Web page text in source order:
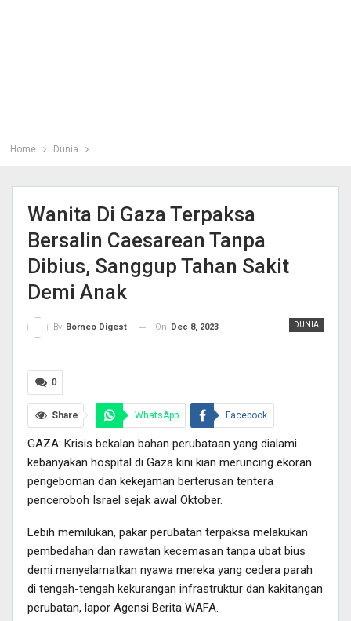
Home Dunia
Wanita Di Gaza Terpaksa
Bersalin Caesarean Tanpa
Dibius, Sanggup Tahan Sakit
Demi Anak
DUNIA
By Borneo Digest On Dec 8, 2023
0
Share WhatsApp Facebook
Twitter Pinterest
Telegram Email Print
GAZA: Krisis bekalan bahan perubataan yang dialami
kebanyakan hospital di Gaza kini kian meruncing ekoran
pengeboman dan kekejaman berterusan tentera
penceroboh Israel sejak awal Oktober.
Lebih memilukan, pakar perubatan terpaksa melakukan
pembedahan dan rawatan kecemasan tanpa ubat bius
demi menyelamatkan nyawa mereka yang cedera parah
di tengah-tengah kekurangan infrastruktur dan kakitangan
perubatan, lapor Agensi Berita WAFA.